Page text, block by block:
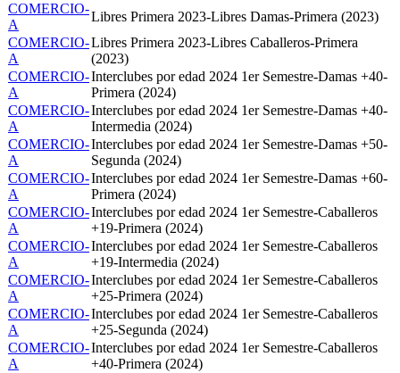
COMERCIO-
A
Libres Primera 2023-Libres Damas-Primera (2023)
COMERCIO-
A
Libres Primera 2023-Libres Caballeros-Primera
(2023)
COMERCIO-
A
Interclubes por edad 2024 1er Semestre-Damas +40-
Primera (2024)
COMERCIO-
A
Interclubes por edad 2024 1er Semestre-Damas +40-
Intermedia (2024)
COMERCIO-
A
Interclubes por edad 2024 1er Semestre-Damas +50-
Segunda (2024)
COMERCIO-
A
Interclubes por edad 2024 1er Semestre-Damas +60-
Primera (2024)
COMERCIO-
A
Interclubes por edad 2024 1er Semestre-Caballeros
+19-Primera (2024)
COMERCIO-
A
Interclubes por edad 2024 1er Semestre-Caballeros
+19-Intermedia (2024)
COMERCIO-
A
Interclubes por edad 2024 1er Semestre-Caballeros
+25-Primera (2024)
COMERCIO-
A
Interclubes por edad 2024 1er Semestre-Caballeros
+25-Segunda (2024)
COMERCIO-
A
Interclubes por edad 2024 1er Semestre-Caballeros
+40-Primera (2024)